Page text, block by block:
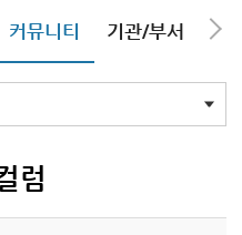
커뮤니티 기관/부서 선
럼